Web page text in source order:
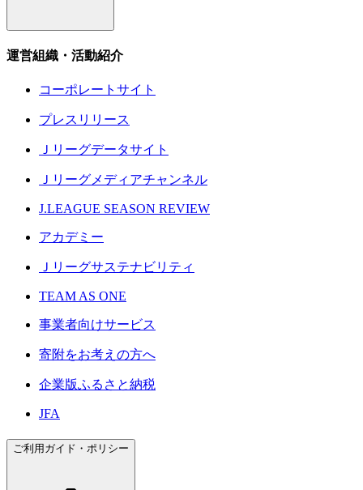
運営組織・活動紹介
コーポレートサイト
プレスリリース
Ｊリーグデータサイト
Ｊリーグメディアチャンネル
J.LEAGUE SEASON REVIEW
アカデミー
Ｊリーグサステナビリティ
TEAM AS ONE
事業者向けサービス
寄附をお考えの方へ
企業版ふるさと納税
JFA
ご利用ガイド・ポリシー